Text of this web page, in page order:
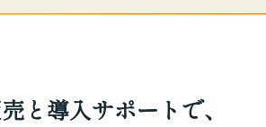
印刷物
と導入サポートで、